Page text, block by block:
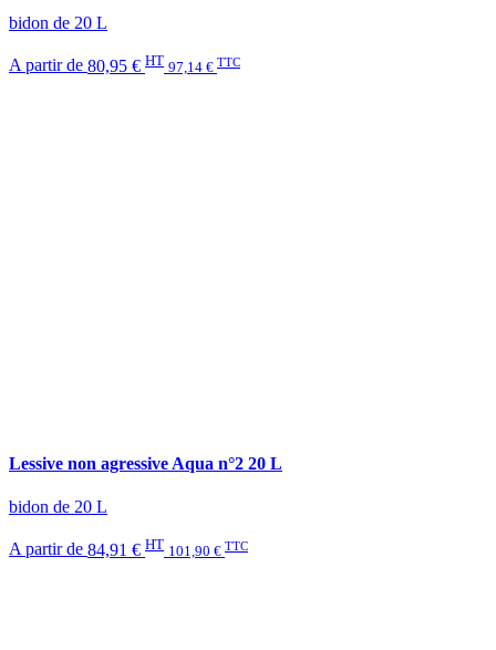
bidon de 20 L
A partir de 80,95 € HT 97,14 € TTC
Lessive non agressive Aqua n°2 20 L
bidon de 20 L
A partir de 84,91 € HT 101,90 € TTC